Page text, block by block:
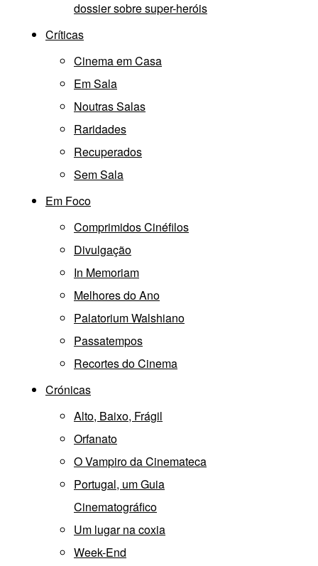
dossier sobre super-heróis
Críticas
Cinema em Casa
Em Sala
Noutras Salas
Raridades
Recuperados
Sem Sala
Em Foco
Comprimidos Cinéfilos
Divulgação
In Memoriam
Melhores do Ano
Palatorium Walshiano
Passatempos
Recortes do Cinema
Crónicas
Alto, Baixo, Frágil
Orfanato
O Vampiro da Cinemateca
Portugal, um Guia
Cinematográfico
Um lugar na coxia
Week-End